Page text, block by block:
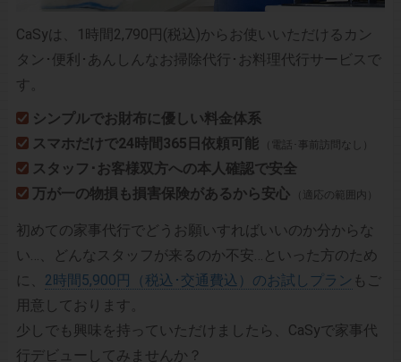
CaSyは、1時間2,790円(税込)からお使いいただけるカン
タン･便利･あんしんなお掃除代行･お料理代行サービスで
す。
シンプルでお財布に優しい料金体系
スマホだけで24時間365日依頼可能
（電話･事前訪問なし）
スタッフ･お客様双方への本人確認で安全
万が一の物損も損害保険があるから安心
（適応の範囲内）
初めての家事代行でどうお願いすればいいのか分からな
い…、どんなスタッフが来るのか不安…といった方のため
に、 2時間5,900円（税込･交通費込）のお試しプラン もご
用意しております。
少しでも興味を持っていただけましたら、CaSyで家事代
行デビューしてみませんか？